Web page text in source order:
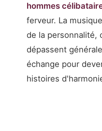
hommes
ferveur. La
de la personnalité,
dépassent
échange pour
histoires